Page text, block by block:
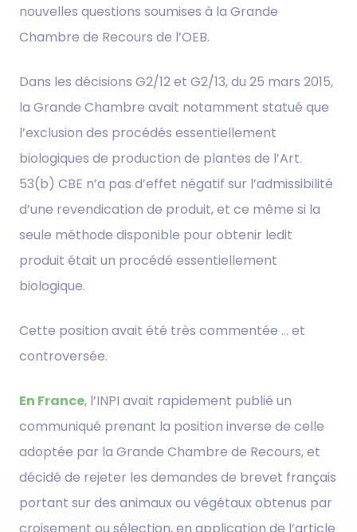
nouvelles questions soumises à la Grande
Chambre de Recours de l’OEB.
Dans les décisions G2/12 et G2/13, du 25 mars 2015,
la Grande Chambre avait notamment statué que
l’exclusion des procédés essentiellement
biologiques de production de plantes de l’Art.
53(b) CBE n’a pas d’effet négatif sur l’admissibilité
d’une revendication de produit, et ce même si la
seule méthode disponible pour obtenir ledit
produit était un procédé essentiellement
biologique.
Cette position avait été très commentée … et
controversée.
En France, l’INPI avait rapidement publié un
communiqué prenant la position inverse de celle
adoptée par la Grande Chambre de Recours, et
décidé de rejeter les demandes de brevet français
portant sur des animaux ou végétaux obtenus par
croisement ou sélection, en application de l’article